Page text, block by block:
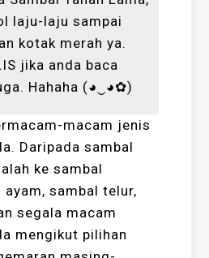
laju-laju sampai
kotak merah ya.
jika anda baca
Hahaha (◕‿◕✿)
macam jenis
Daripada sambal
ke sambal
sambal telur,
segala macam
mengikut pilihan